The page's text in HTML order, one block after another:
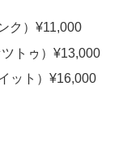
ク）¥11,000
トゥ）¥13,000
ット）¥16,000